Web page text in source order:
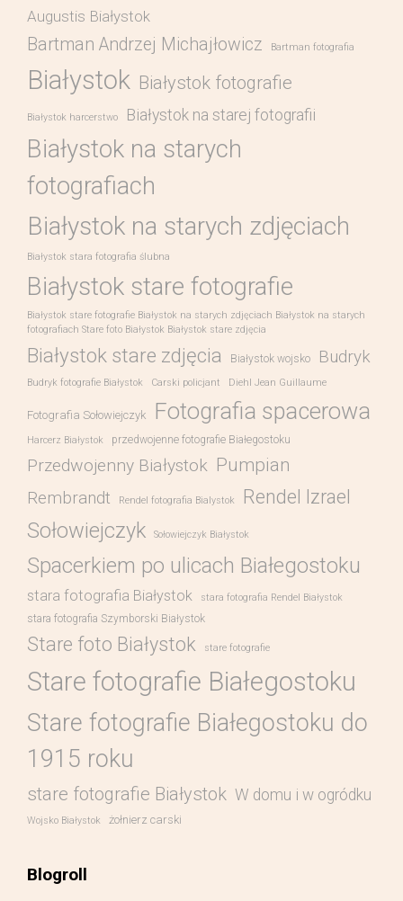
Augustis Białystok
Bartman Andrzej Michajłowicz Bartman fotografia
Białystok Białystok fotografie
Białystok harcerstwo Białystok na starej fotografii
Białystok na starych
fotografiach
Białystok na starych zdjęciach
Białystok stara fotografia ślubna
Białystok stare fotografie
Białystok stare fotografie Białystok na starych zdjęciach Białystok na starych
fotografiach Stare foto Białystok Białystok stare zdjęcia
Białystok stare zdjęcia Białystok wojsko Budryk
Budryk fotografie Białystok Carski policjant Diehl Jean Guillaume
Fotografia Sołowiejczyk Fotografia spacerowa
Harcerz Białystok przedwojenne fotografie Białegostoku
Przedwojenny Białystok Pumpian
Rembrandt Rendel fotografia Bialystok Rendel Izrael
Sołowiejczyk Sołowiejczyk Białystok
Spacerkiem po ulicach Białegostoku
stara fotografia Białystok stara fotografia Rendel Białystok
stara fotografia Szymborski Białystok
Stare foto Białystok stare fotografie
Stare fotografie Białegostoku
Stare fotografie Białegostoku do
1915 roku
stare fotografie Białystok W domu i w ogródku
Wojsko Białystok żołnierz carski
Blogroll